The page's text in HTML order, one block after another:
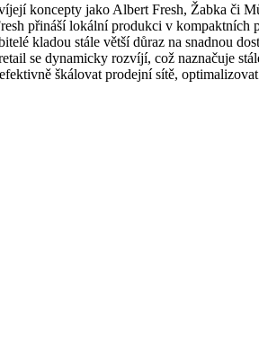
koncepty jako Albert Fresh, Žabka či
přináší lokální produkci v kompaktních
kladou stále větší důraz na snadnou
se dynamicky rozvíjí, což naznačuje
škálovat prodejní sítě,